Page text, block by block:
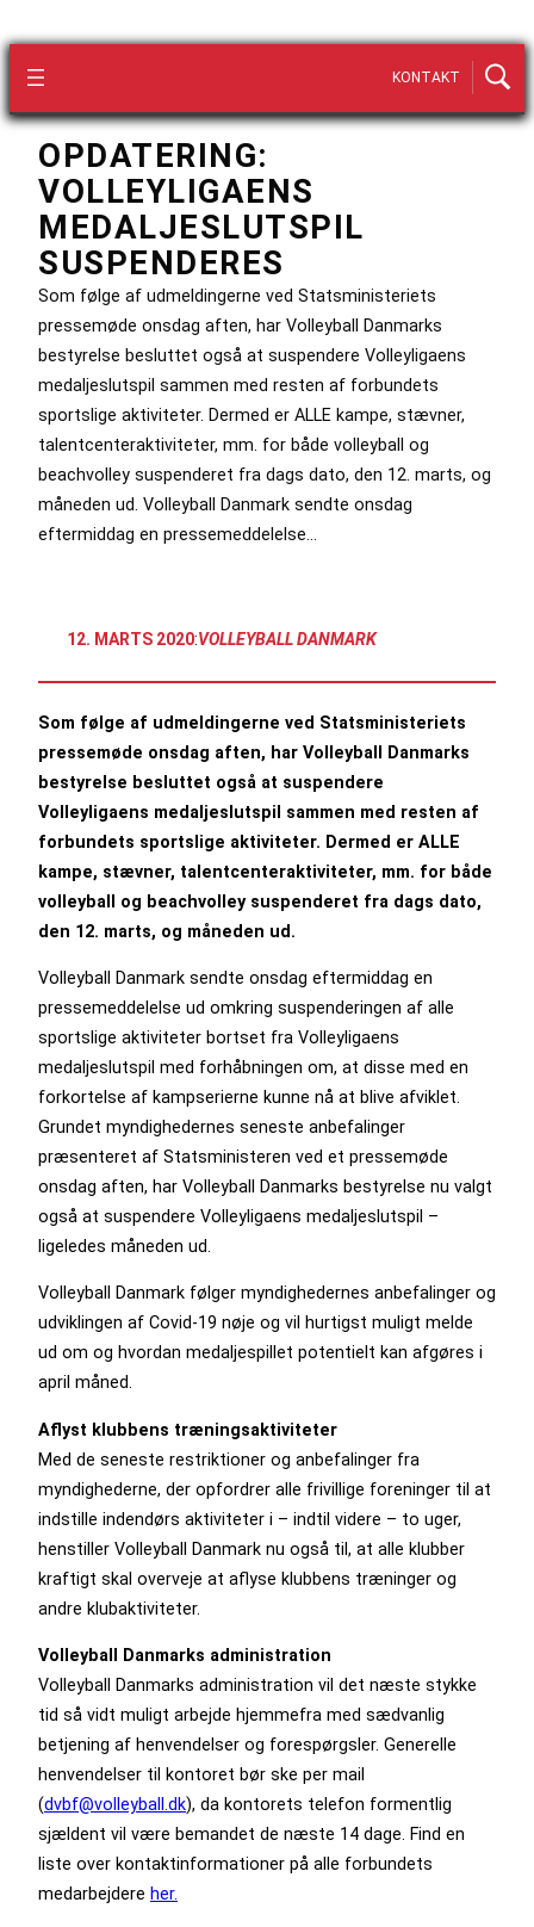
KONTAKT
OPDATERING:
VOLLEYLIGAENS
MEDALJESLUTSPIL
SUSPENDERES
Som følge af udmeldingerne ved Statsministeriets
pressemøde onsdag aften, har Volleyball Danmarks
bestyrelse besluttet også at suspendere Volleyligaens
medaljeslutspil sammen med resten af forbundets
sportslige aktiviteter. Dermed er ALLE kampe, stævner,
talentcenteraktiviteter, mm. for både volleyball og
beachvolley suspenderet fra dags dato, den 12. marts, og
måneden ud. Volleyball Danmark sendte onsdag
eftermiddag en pressemeddelelse…
12. MARTS 2020:VOLLEYBALL DANMARK
Som følge af udmeldingerne ved Statsministeriets
pressemøde onsdag aften, har Volleyball Danmarks
bestyrelse besluttet også at suspendere
Volleyligaens medaljeslutspil sammen med resten af
forbundets sportslige aktiviteter. Dermed er ALLE
kampe, stævner, talentcenteraktiviteter, mm. for både
volleyball og beachvolley suspenderet fra dags dato,
den 12. marts, og måneden ud.
Volleyball Danmark sendte onsdag eftermiddag en
pressemeddelelse ud omkring suspenderingen af alle
sportslige aktiviteter bortset fra Volleyligaens
medaljeslutspil med forhåbningen om, at disse med en
forkortelse af kampserierne kunne nå at blive afviklet.
Grundet myndighedernes seneste anbefalinger
præsenteret af Statsministeren ved et pressemøde
onsdag aften, har Volleyball Danmarks bestyrelse nu valgt
også at suspendere Volleyligaens medaljeslutspil –
ligeledes måneden ud.
Volleyball Danmark følger myndighedernes anbefalinger og
udviklingen af Covid-19 nøje og vil hurtigst muligt melde
ud om og hvordan medaljespillet potentielt kan afgøres i
april måned.
Aflyst klubbens træningsaktiviteter
Med de seneste restriktioner og anbefalinger fra
myndighederne, der opfordrer alle frivillige foreninger til at
indstille indendørs aktiviteter i – indtil videre – to uger,
henstiller Volleyball Danmark nu også til, at alle klubber
kraftigt skal overveje at aflyse klubbens træninger og
andre klubaktiviteter.
Volleyball Danmarks administration
Volleyball Danmarks administration vil det næste stykke
tid så vidt muligt arbejde hjemmefra med sædvanlig
betjening af henvendelser og forespørgsler. Generelle
henvendelser til kontoret bør ske per mail
(dvbf@volleyball.dk), da kontorets telefon formentlig
sjældent vil være bemandet de næste 14 dage. Find en
liste over kontaktinformationer på alle forbundets
medarbejdere her.